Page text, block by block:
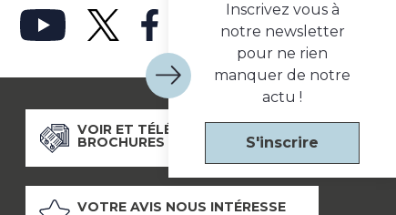
Inscrivez vous à
notre newsletter
pour ne rien
manquer de notre
actu !
S'inscrire
VOIR ET TÉLÉCHARGER NOS
BROCHURES
VOTRE AVIS NOUS INTÉRESSE